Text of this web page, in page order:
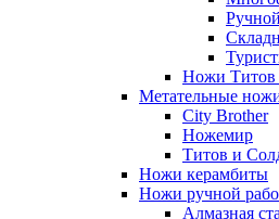
Ножи Титов
Метательные
City Brother
Ножемир
Титов и
Ножи керамбиты
Ножи ручной
Алмазная